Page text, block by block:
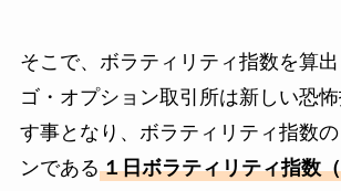
そこで、ボラティリティ指数を算
ゴ・オプション取引所は新しい恐
す事となり、ボラティリティ指数
ンである１日ボラティリティ指数